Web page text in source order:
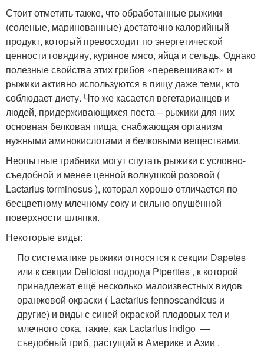
Стоит отметить также, что обработанные рыжики
(соленые, маринованные) достаточно калорийный
продукт, который превосходит по энергетической
ценности говядину, куриное мясо, яйца и сельдь. Однако
полезные свойства этих грибов «перевешивают» и
рыжики активно используются в пищу даже теми, кто
соблюдает диету. Что же касается вегетарианцев и
людей, придерживающихся поста – рыжики для них
основная белковая пища, снабжающая организм
нужными аминокислотами и белковыми веществами.
Неопытные грибники могут спутать рыжики с условно-
съедобной и менее ценной волнушкой розовой (
Lactarius torminosus ), которая хорошо отличается по
бесцветному млечному соку и сильно опушённой
поверхности шляпки.
Некоторые виды:
По систематике рыжики относятся к секции Dapetes
или к секции Deliciosi подрода Piperites , к которой
принадлежат ещё несколько малоизвестных видов
оранжевой окраски ( Lactarius fennoscandicus и
другие) и виды с синей окраской плодовых тел и
млечного сока, такие, как Lactarius indigo —
съедобный гриб, растущий в Америке и Азии .